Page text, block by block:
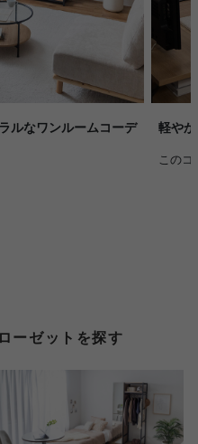
ルなワンルームコーデ
軽や
この
ーゼットを探す